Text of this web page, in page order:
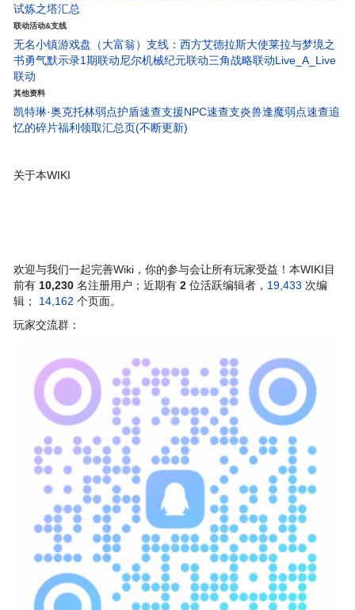
试炼之塔汇总
联动活动&支线
无名小镇游戏盘（大富翁） 支线：西方艾德拉斯大使莱拉与梦境之
书勇气默示录1期联动尼尔机械纪元联动三角战略联动Live_A_Live
联动
其他资料
凯特琳·奥克托林弱点护盾速查支援NPC速查支炎兽逢魔弱点速查追
忆的碎片福利领取汇总页(不断更新)
关于本WIKI
欢迎与我们一起完善Wiki，你的参与会让所有玩家受益！本WIKI目
前有 10,230 名注册用户；近期有 2 位活跃编辑者， 19,433 次编
辑； 14,162 个页面。
玩家交流群：